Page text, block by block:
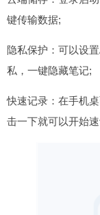
键传输数据;
隐私保护：可以设
私，一键隐藏笔记;
快速记录：在手机
击一下就可以开始